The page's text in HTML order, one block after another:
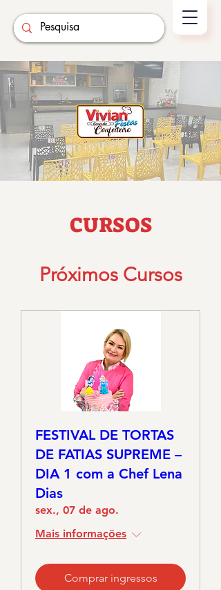
CURSOS
Próximos Cursos
FESTIVAL DE TORTAS
DE FATIAS SUPREME –
DIA 1 com a Chef Lena
Dias
sex., 07 de ago.
Mais informações
Comprar ingressos